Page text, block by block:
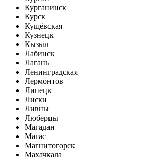
Курганинск
Курск
Кущёвская
Кузнецк
Кызыл
Лабинск
Лагань
Ленинградская
Лермонтов
Липецк
Лиски
Ливны
Люберцы
Магадан
Магас
Магнитогорск
Махачкала